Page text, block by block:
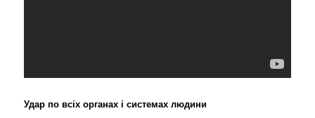
Удар по всіх органах і системах людини